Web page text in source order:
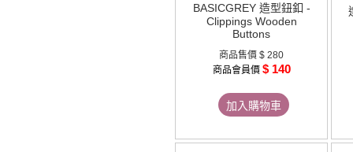
BASICGREY 造型鈕釦 -
Clippings Wooden
Buttons
商品售價 $ 280
商品會員價 $ 140
加入購物車